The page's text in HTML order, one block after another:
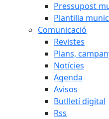
Pressupost
Plantilla
Comunicació
Revistes
Plans,
Notícies
Agenda
Avisos
Butlletí digital
Rss